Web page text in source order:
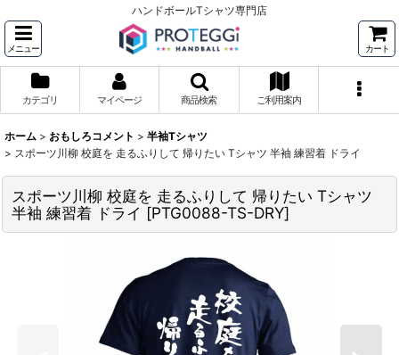
ハンドボールTシャツ専門店
メニュー カート
カテゴリ マイページ 商品検索 ご利用案内
ホーム > おもしろコメント > 半袖Tシャツ
> スポーツ川柳 校庭を 走るふりして 帰りたい Tシャツ 半袖 練習着 ドライ
スポーツ川柳 校庭を 走るふりして 帰りたい Tシャツ
半袖 練習着 ドライ [PTG0088-TS-DRY]